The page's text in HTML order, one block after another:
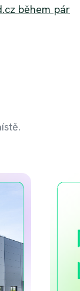
během pár